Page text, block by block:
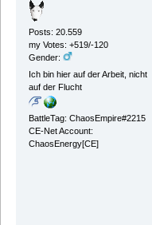
Posts: 20.559
my Votes: +519/-120
Gender:
Ich bin hier auf der Arbeit, nicht
auf der Flucht
BattleTag: ChaosEmpire#2215
CE-Net Account:
ChaosEnergy[CE]